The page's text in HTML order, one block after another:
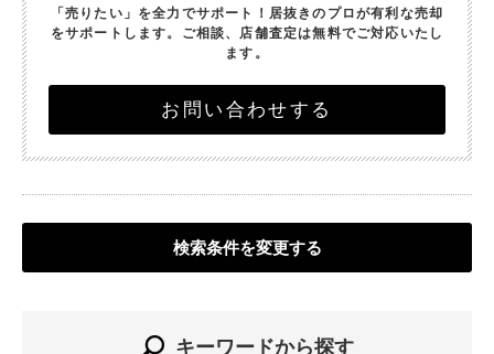
「売りたい」を全力でサポート！ 居抜きのプロが有利な売却
をサポートします。 ご相談、店舗査定は無料でご対応いたし
ます。
お問い合わせする
検索条件を変更する
キーワードから探す